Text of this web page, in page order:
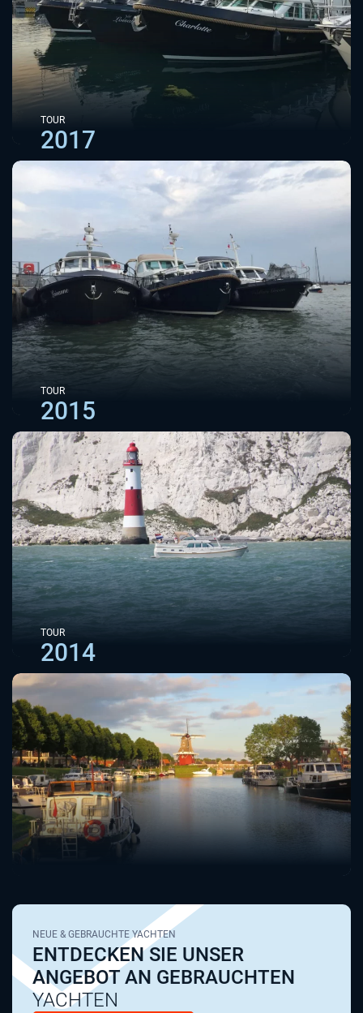
TOUR
2017
TOUR
2015
TOUR
2014
NEUE & GEBRAUCHTE YACHTEN
ENTDECKEN SIE UNSER
ANGEBOT AN GEBRAUCHTEN
YACHTEN